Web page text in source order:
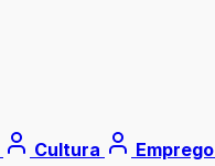
Cultura Emprego